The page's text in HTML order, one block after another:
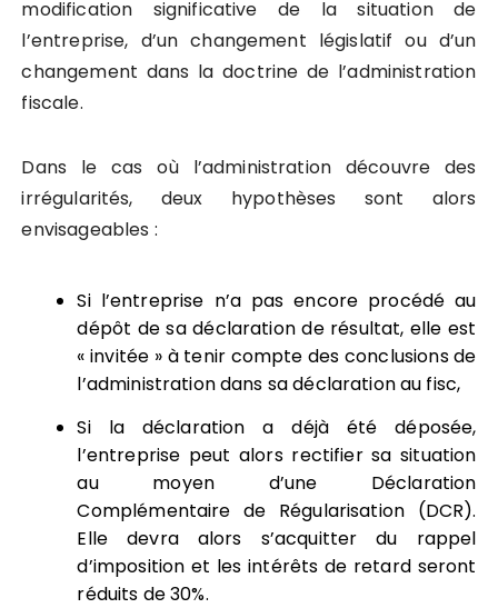
modification significative de la situation de
l’entreprise, d’un changement législatif ou d’un
changement dans la doctrine de l’administration
fiscale.
Dans le cas où l’administration découvre des
irrégularités, deux hypothèses sont alors
envisageables :
Si l’entreprise n’a pas encore procédé au
dépôt de sa déclaration de résultat, elle est
« invitée » à tenir compte des conclusions de
l’administration dans sa déclaration au fisc,
Si la déclaration a déjà été déposée,
l’entreprise peut alors rectifier sa situation
au moyen d’une Déclaration
Complémentaire de Régularisation (DCR).
Elle devra alors s’acquitter du rappel
d’imposition et les intérêts de retard seront
réduits de 30%.